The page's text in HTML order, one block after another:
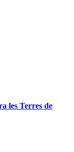
les Terres de